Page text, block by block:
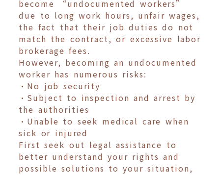
become “undocumented workers”
due to long work hours, unfair wages,
the fact that their job duties do not
match the contract, or excessive labor
brokerage fees.
However, becoming an undocumented
worker has numerous risks:
•No job security
•Subject to inspection and arrest by
the authorities
•Unable to seek medical care when
sick or injured
First seek out legal assistance to
better understand your rights and
possible solutions to your situation,